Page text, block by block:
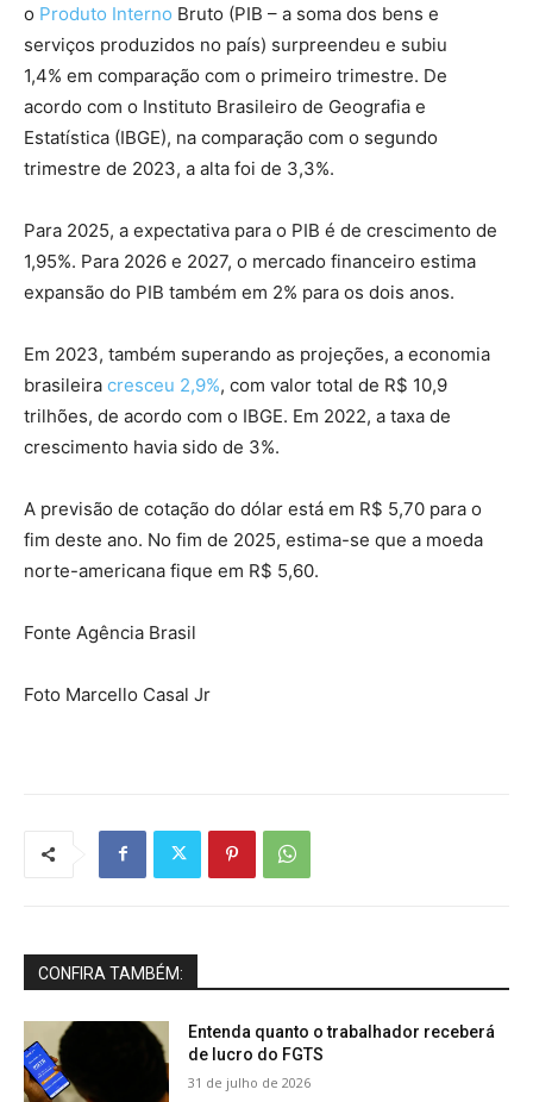
o Produto Interno Bruto (PIB – a soma dos bens e
serviços produzidos no país) surpreendeu e subiu
1,4% em comparação com o primeiro trimestre. De
acordo com o Instituto Brasileiro de Geografia e
Estatística (IBGE), na comparação com o segundo
trimestre de 2023, a alta foi de 3,3%.
Para 2025, a expectativa para o PIB é de crescimento de
1,95%. Para 2026 e 2027, o mercado financeiro estima
expansão do PIB também em 2% para os dois anos.
Em 2023, também superando as projeções, a economia
brasileira cresceu 2,9%, com valor total de R$ 10,9
trilhões, de acordo com o IBGE. Em 2022, a taxa de
crescimento havia sido de 3%.
A previsão de cotação do dólar está em R$ 5,70 para o
fim deste ano. No fim de 2025, estima-se que a moeda
norte-americana fique em R$ 5,60.
Fonte Agência Brasil
Foto Marcello Casal Jr
CONFIRA TAMBÉM:
Entenda quanto o trabalhador receberá
de lucro do FGTS
31 de julho de 2026